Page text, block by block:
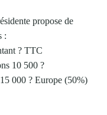
propose de
:
? TTC
10 500 ?
000 ? Europe (50%)